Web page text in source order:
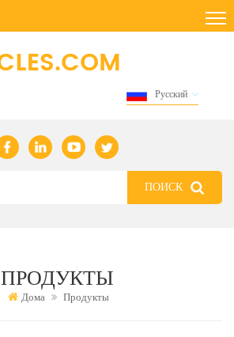
Русский
ПРОДУКТЫ
Дома Продукты